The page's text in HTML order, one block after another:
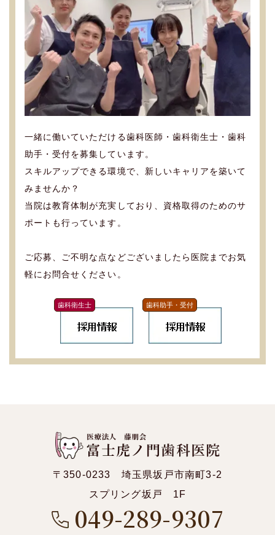
一緒に働いていただける歯科医師・歯科衛生士・歯科
助手・受付を募集しています。
スキルアップできる環境で、新しいキャリアを築いて
みませんか？
当院は教育体制が充実しており、資格取得のためのサ
ポートも行っています。
ご応募、ご不明な点などございましたら医院までお気
軽にお問合せください。
歯科衛生士 歯科助手・受付
〒350-0233 埼玉県坂戸市南町3-2
スプリング坂戸 1F
049-289-9307